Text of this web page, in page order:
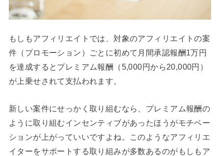
もしもアフィリエイトでは、対象のアフィリエイトの案
件（プロモーション）ごとに初めて月間承認報酬1万円
を達成するとプレミアム報酬（5,000円から20,000円）
が上乗せされて支払われます。
新しい案件にせっかく取り組むなら、プレミアム報酬の
ように取り組むインセンティブがあったほうがモチベー
ションが上がっていいですよね。このようなアフィリエ
イターをサポートする取り組みが多数あるのがもしもア